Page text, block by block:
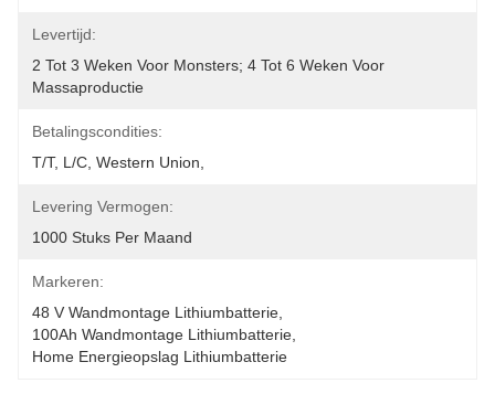
Levertijd:
2 Tot 3 Weken Voor Monsters; 4 Tot 6 Weken Voor
Massaproductie
Betalingscondities:
T/T, L/C, Western Union,
Levering Vermogen:
1000 Stuks Per Maand
Markeren:
48 V Wandmontage Lithiumbatterie
100Ah Wandmontage Lithiumbatterie
Home Energieopslag Lithiumbatterie